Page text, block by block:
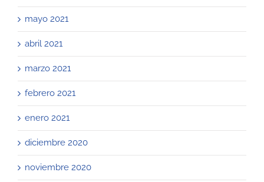
mayo 2021
abril 2021
marzo 2021
febrero 2021
enero 2021
diciembre 2020
noviembre 2020